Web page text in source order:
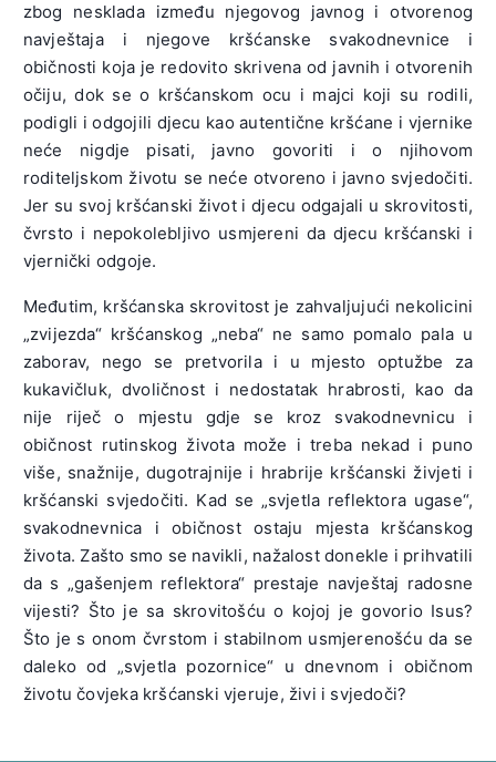
zbog nesklada između njegovog javnog i otvorenog
navještaja i njegove kršćanske svakodnevnice i
običnosti koja je redovito skrivena od javnih i otvorenih
očiju, dok se o kršćanskom ocu i majci koji su rodili,
podigli i odgojili djecu kao autentične kršćane i vjernike
neće nigdje pisati, javno govoriti i o njihovom
roditeljskom životu se neće otvoreno i javno svjedočiti.
Jer su svoj kršćanski život i djecu odgajali u skrovitosti,
čvrsto i nepokolebljivo usmjereni da djecu kršćanski i
vjernički odgoje.
Međutim, kršćanska skrovitost je zahvaljujući nekolicini
„zvijezda“ kršćanskog „neba“ ne samo pomalo pala u
zaborav, nego se pretvorila i u mjesto optužbe za
kukavičluk, dvoličnost i nedostatak hrabrosti, kao da
nije riječ o mjestu gdje se kroz svakodnevnicu i
običnost rutinskog života može i treba nekad i puno
više, snažnije, dugotrajnije i hrabrije kršćanski živjeti i
kršćanski svjedočiti. Kad se „svjetla reflektora ugase“,
svakodnevnica i običnost ostaju mjesta kršćanskog
života. Zašto smo se navikli, nažalost donekle i prihvatili
da s „gašenjem reflektora“ prestaje navještaj radosne
vijesti? Što je sa skrovitošću o kojoj je govorio Isus?
Što je s onom čvrstom i stabilnom usmjerenošću da se
daleko od „svjetla pozornice“ u dnevnom i običnom
životu čovjeka kršćanski vjeruje, živi i svjedoči?